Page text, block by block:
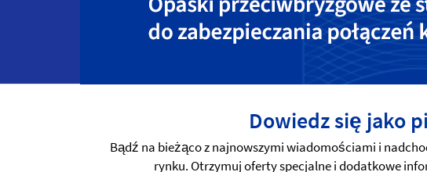
Dowiedz się jako
Bądź na bieżąco z najnowszymi wiadomościami i
rynku. Otrzymuj oferty specjalne i dodatkowe